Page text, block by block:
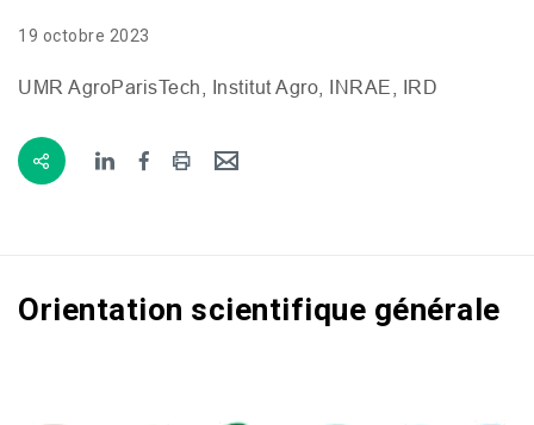
19 octobre 2023
UMR AgroParisTech, Institut Agro, INRAE IRD
Orientation scientifique générale